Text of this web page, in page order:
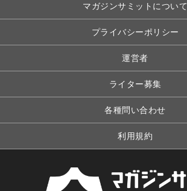
マガジンサミットについて
プライバシーポリシー
運営者
ライター募集
各種問い合わせ
利用規約